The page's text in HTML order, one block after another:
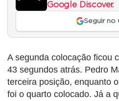
Google Discover.
Seguir no
A segunda colocação ficou
43 segundos atrás. Pedro
terceira posição, enquanto
foi o quarto colocado. Já a